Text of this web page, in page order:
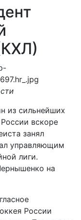
из сильнейших
вскоре
занял
управляющим
лиги.
на
России